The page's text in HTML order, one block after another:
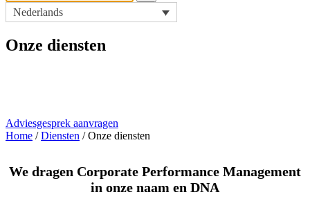
Nederlands
Onze diensten
Adviesgesprek aanvragen
Home /Diensten /Onze diensten
We dragen Corporate Performance Management
in onze naam en DNA